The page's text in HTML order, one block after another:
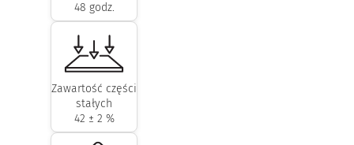
48 godz.
Zawartość części
stałych
42 ± 2 %